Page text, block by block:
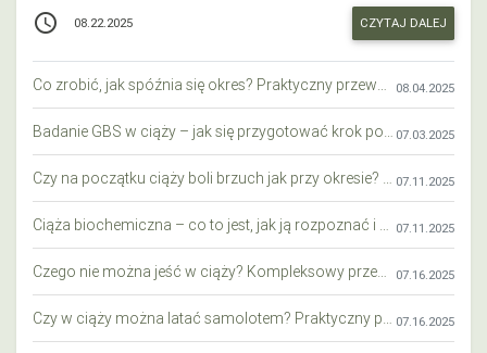
access_time 08.22.2025 CZYTAJ DALEJ
08.04.2025
07.03.2025
07.11.2025
07.11.2025
07.16.2025
07.16.2025